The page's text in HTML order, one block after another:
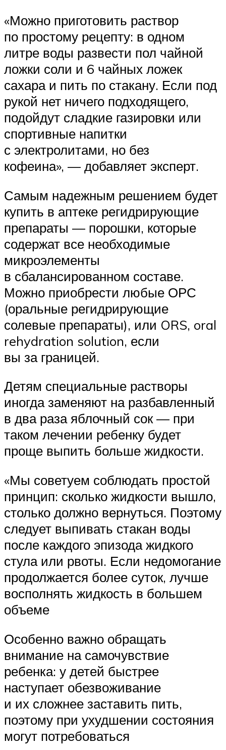
«Можно приготовить раствор
по простому рецепту: в одном
литре воды развести пол чайной
ложки соли и 6 чайных ложек
сахара и пить по стакану. Если под
рукой нет ничего подходящего,
подойдут сладкие газировки или
спортивные напитки
с электролитами, но без
кофеина», — добавляет эксперт.
Самым надежным решением будет
купить в аптеке регидрирующие
препараты — порошки, которые
содержат все необходимые
микроэлементы
в сбалансированном составе.
Можно приобрести любые ОРС
(оральные регидрирующие
солевые препараты), или ORS, oral
rehydration solution, если
вы за границей.
Детям специальные растворы
иногда заменяют на разбавленный
в два раза яблочный сок — при
таком лечении ребенку будет
проще выпить больше жидкости.
«Мы советуем соблюдать простой
принцип: сколько жидкости вышло,
столько должно вернуться. Поэтому
следует выпивать стакан воды
после каждого эпизода жидкого
стула или рвоты. Если недомогание
продолжается более суток, лучше
восполнять жидкость в большем
объеме
Особенно важно обращать
внимание на самочувствие
ребенка: у детей быстрее
наступает обезвоживание
и их сложнее заставить пить,
поэтому при ухудшении состояния
могут потребоваться